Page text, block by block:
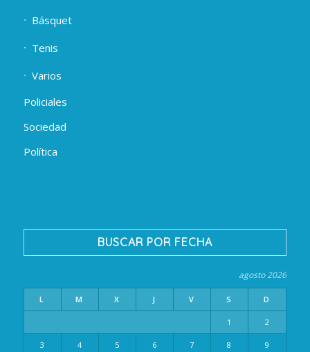
Básquet
Tenis
Varios
Policiales
Sociedad
Política
BUSCAR POR FECHA
agosto 2026
L M X J V S D
1 2
3 4 5 6 7 8 9